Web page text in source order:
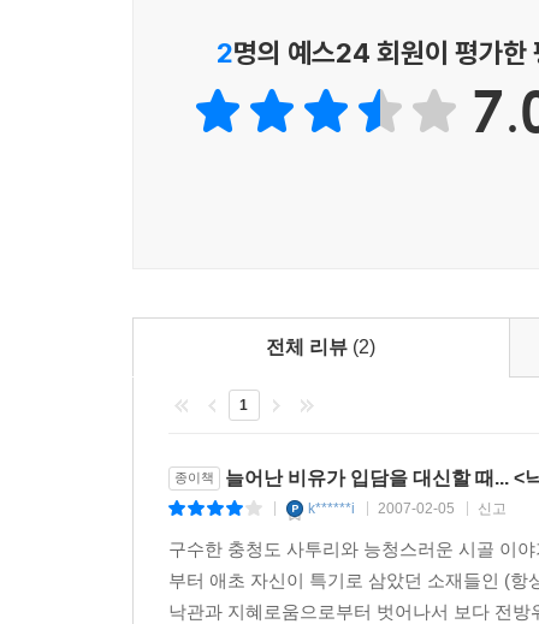
이번 소설집의 해설을 맡은 문학평론가 최성실
자본의 흐름과 이에 대한 성찰, 그리고 근대 문
문학에 새로운 과제를 던져놓고 있”다고 피력하
탐방기」를 비롯하여, 게임과 현실이 교차하며
기업의 모습을 그린 「쇠북공기전 망징패조편
재미있게 표현되었다.
특히 그의 데뷔 시절, 소설가 이순원이 한 말처
원곡보다 더 가슴 저릿하게 개사한 것이 압권이
형태로 들어가 있어 재미를 더한다.
형식을 빌려 혼돈 속에 종말을 맞는 율려의 하루
단 한 장의 사진도 나오지 않지만, 소설 속에서 벌
2명의 예스24 회원이 평가한
전체 리뷰 (2)
1
종이책 늘어난 비유가 입담을 대신할 때... <
k******i 2007-02-05 신고
구수한 충청도 사투리와 능청스러운 시골 이
부터 애초 자신이 특기로 삼았던 소재들인 (
낙관과 지혜로움으로부터 벗어나서 보다 전